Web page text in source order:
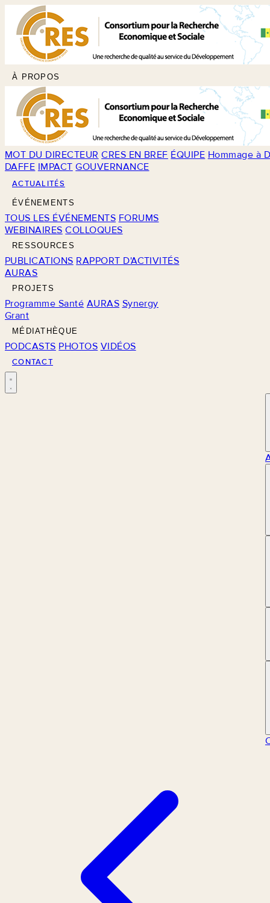
À PROPOS
MOT DU DIRECTEUR CRES EN BREF ÉQUIPE Hommage à
DAFFE IMPACT GOUVERNANCE
ACTUALITÉS
ÉVÉNEMENTS
TOUS LES ÉVÉNEMENTS FORUMS
WEBINAIRES COLLOQUES
RESSOURCES
PUBLICATIONS RAPPORT D'ACTIVITÉS
AURAS
PROJETS
Programme Santé AURAS Synergy
Grant
MÉDIATHÈQUE
PODCASTS PHOTOS VIDÉOS
CONTACT